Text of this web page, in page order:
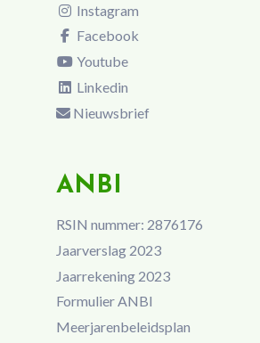
Instagram
Facebook
Youtube
Linkedin
Nieuwsbrief
ANBI
RSIN nummer: 2876176
Jaarverslag 2023
Jaarrekening 2023
Formulier ANBI
Meerjarenbeleidsplan